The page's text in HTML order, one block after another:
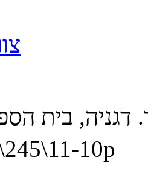
10p